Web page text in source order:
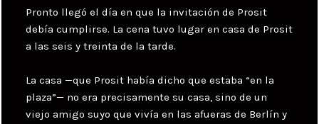
Pronto llegó el día en que la invitación de Prosit
debía cumplirse. La cena tuvo lugar en casa de Prosit
a las seis y treinta de la tarde.
La casa —que Prosit había dicho que estaba “en la
plaza”— no era precisamente su casa, sino de un
viejo amigo suyo que vivía en las afueras de Berlín y